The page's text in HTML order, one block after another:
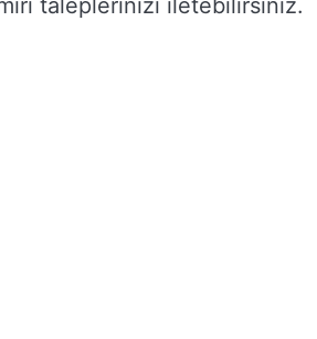
taleplerinizi iletebilirsiniz.